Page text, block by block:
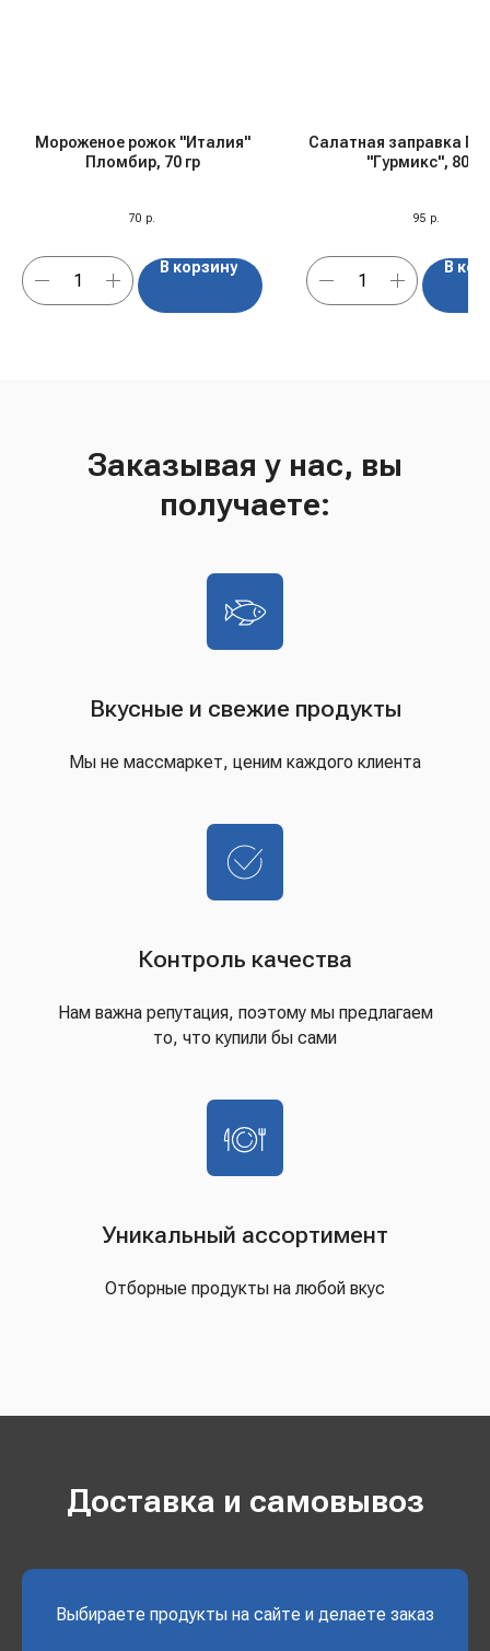
Мороженое рожок "Италия"
Пломбир, 70 гр
70 р.
В корзину
Салатная заправка
"Гурмикс", 80 гр
95 р.
В
Заказывая у нас, вы
получаете:
Вкусные и свежие продукты
Мы не массмаркет, ценим каждого клиента
Контроль качества
Нам важна репутация, поэтому мы предлагаем
то, что купили бы сами
Уникальный ассортимент
Отборные продукты на любой вкус
Доставка и самовывоз
Выбираете продукты на сайте и делаете заказ